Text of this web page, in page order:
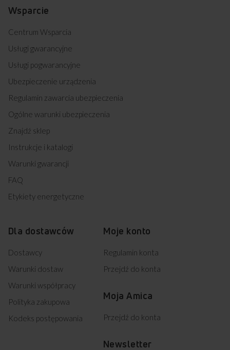
Wsparcie
Centrum Wsparcia
Usługi gwarancyjne
Usługi pogwarancyjne
Ubezpieczenie urządzenia
Regulamin zawarcia ubezpieczenia
Ogólne warunki ubezpieczenia
Znajdź sklep
Instrukcje i katalogi
Warunki gwarancji
FAQ
Etykiety energetyczne
Dla dostawców
Dostawcy
Warunki dostaw
Warunki współpracy
Polityka zakupowa
Kodeks postępowania
Moje konto
Regulamin konta
Przejdź do konta
Moja Amica
Przejdź do konta
Newsletter